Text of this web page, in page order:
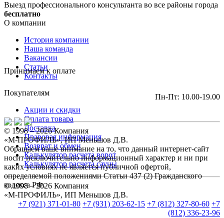
Выезд профессионального консультанта во все районы города
бесплатно
О компании
История компании
Наша команда
Вакансии
Статьи
Контакты
Покупателям
Акции и скидки
Оплата товара
Доставка
Правовая информация
Возврат и обмен
Калькулятор расчета ворот
Калькулятор расчета сауны
© 1998 – 2026 Компания
«М-ПРОФИЛЬ», ИП Меньшов Д.В.
+7 (921) 371-01-80 +7 (931) 203-62-15 +7 (812) 327-80-60 +7
(812) 336-23-96
Принимаем к оплате
Пн-Пт: 10.00-19.00
© 1998 – 2026 Компания
«М-ПРОФИЛЬ», ИП Меньшов Д.В.
Обращаем ваше внимание на то, что данный интернет-сайт
носит исключительно информационный характер и ни при
каких условиях не является публичной офертой,
определяемой положениями Статьи 437 (2) Гражданского
кодекса РФ.